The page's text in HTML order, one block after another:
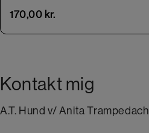
170,00 kr.
Kontakt mig
A.T. Hund v/ Anita Trampedach